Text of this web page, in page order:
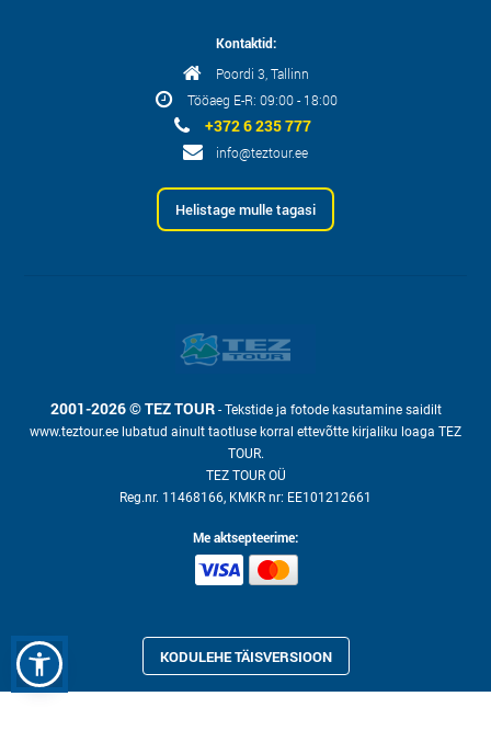
Kontaktid:
Poordi 3, Tallinn
Tööaeg E-R: 09:00 - 18:00
+372 6 235 777
info@teztour.ee
Helistage mulle tagasi
2001-2026 © TEZ TOUR- Tekstide ja fotode kasutamine saidilt
www.teztour.ee lubatud ainult taotluse korral ettevõtte kirjaliku loaga TEZ
TOUR.
TEZ TOUR OÜ
Reg.nr. 11468166, KMKR nr: EE101212661
Me aktsepteerime:
KODULEHE TÄISVERSIOON